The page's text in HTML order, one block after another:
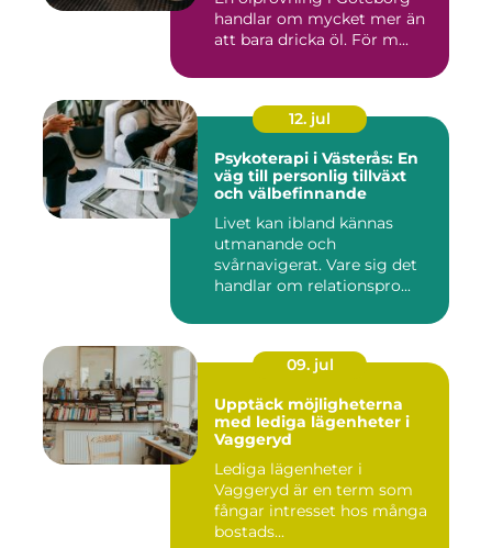
handlar om mycket mer än
att bara dricka öl. För m...
12. jul
Psykoterapi i Västerås: En
väg till personlig tillväxt
och välbefinnande
Livet kan ibland kännas
utmanande och
svårnavigerat. Vare sig det
handlar om relationspro...
09. jul
Upptäck möjligheterna
med lediga lägenheter i
Vaggeryd
Lediga lägenheter i
Vaggeryd är en term som
fångar intresset hos många
bostads...